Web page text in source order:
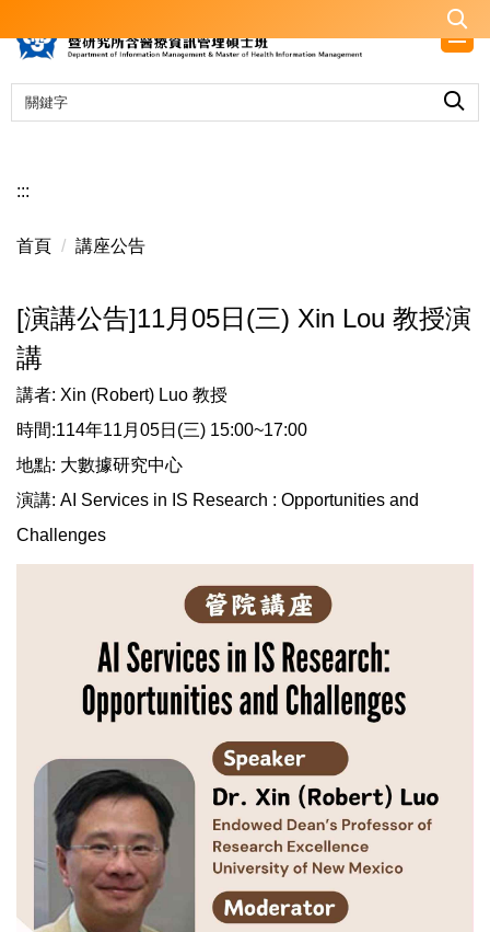
到
要
內
:::
首頁 講座公告
[演講公告]11月05日(三) Xin Lou 教授演
講
講者: Xin (Robert) Luo 教授
時間:114年11月05日(三) 15:00~17:00
地點: 大數據研究中心
演講: AI Services in IS Research : Opportunities and
Challenges